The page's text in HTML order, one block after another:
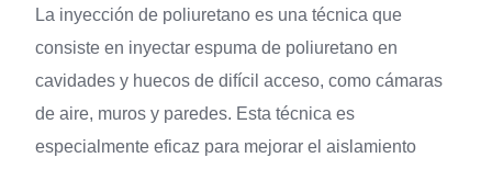
La inyección de poliuretano es una técnica que
consiste en inyectar espuma de poliuretano en
cavidades y huecos de difícil acceso, como cámaras
de aire, muros y paredes. Esta técnica es
especialmente eficaz para mejorar el aislamiento